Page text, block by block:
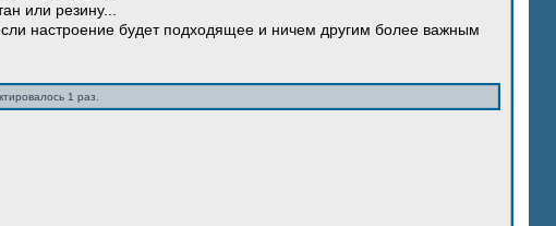
или резину...
настроение будет подходящее и ничем другим более важным
1 раз.